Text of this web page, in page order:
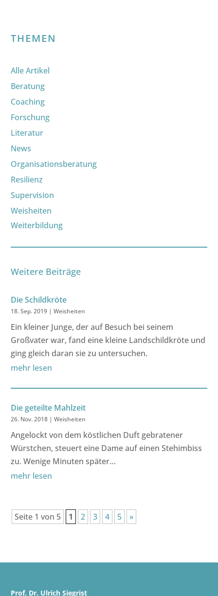
THEMEN
Alle Artikel
Beratung
Coaching
Forschung
Literatur
News
Organisationsberatung
Resilienz
Supervision
Weisheiten
Weiterbildung
Weitere Beiträge
Die Schildkröte
18. Sep. 2019 |Weisheiten
Ein kleiner Junge, der auf Besuch bei seinem
Großvater war, fand eine kleine Landschildkröte und
ging gleich daran sie zu untersuchen.
mehr lesen
Die geteilte Mahlzeit
26. Nov. 2018 |Weisheiten
Angelockt von dem köstlichen Duft gebratener
Würstchen, steuert eine Dame auf einen Stehimbiss
zu. Wenige Minuten später…
mehr lesen
Seite 1 von 5 1 2 3 4 5 »
Prof. Dr. Ulrich Siegrist